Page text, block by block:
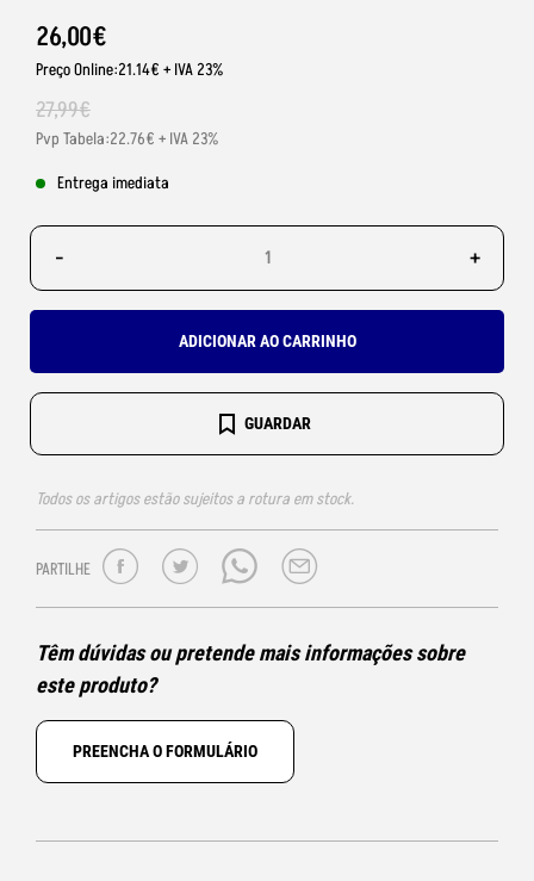
26,00€
Preço Online:21.14€ + IVA 23%
27,99€
Pvp Tabela:22.76€ + IVA 23%
Entrega imediata
- +
ADICIONAR AO CARRINHO
GUARDAR
Todos os artigos estão sujeitos a rotura em stock.
PARTILHE
Têm dúvidas ou pretende mais informações sobre
este produto?
PREENCHA O FORMULÁRIO